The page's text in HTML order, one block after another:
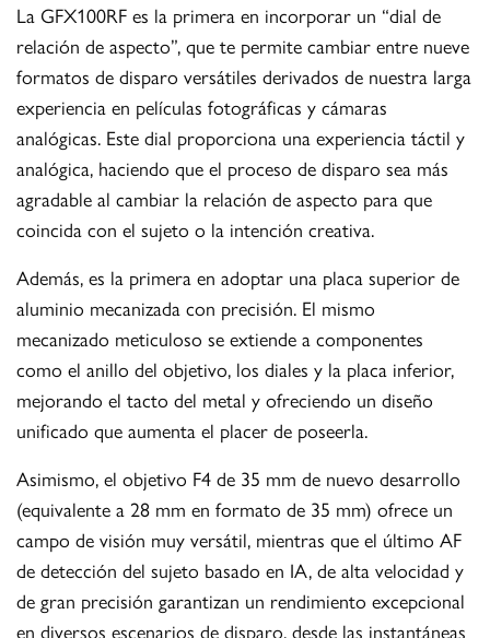
La GFX100RF es la primera en incorporar un “dial de
relación de aspecto”, que te permite cambiar entre nueve
formatos de disparo versátiles derivados de nuestra larga
experiencia en películas fotográficas y cámaras
analógicas. Este dial proporciona una experiencia táctil y
analógica, haciendo que el proceso de disparo sea más
agradable al cambiar la relación de aspecto para que
coincida con el sujeto o la intención creativa.
Además, es la primera en adoptar una placa superior de
aluminio mecanizada con precisión. El mismo
mecanizado meticuloso se extiende a componentes
como el anillo del objetivo, los diales y la placa inferior,
mejorando el tacto del metal y ofreciendo un diseño
unificado que aumenta el placer de poseerla.
Asimismo, el objetivo F4 de 35 mm de nuevo desarrollo
(equivalente a 28 mm en formato de 35 mm) ofrece un
campo de visión muy versátil, mientras que el último AF
de detección del sujeto basado en IA, de alta velocidad y
de gran precisión garantizan un rendimiento excepcional
en diversos escenarios de disparo, desde las instantáneas